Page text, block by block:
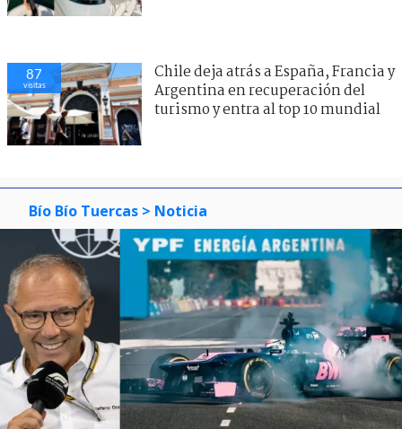
87
visitas
Chile deja atrás a España, Francia y
Argentina en recuperación del
turismo y entra al top 10 mundial
Bío Bío Tuercas > Noticia